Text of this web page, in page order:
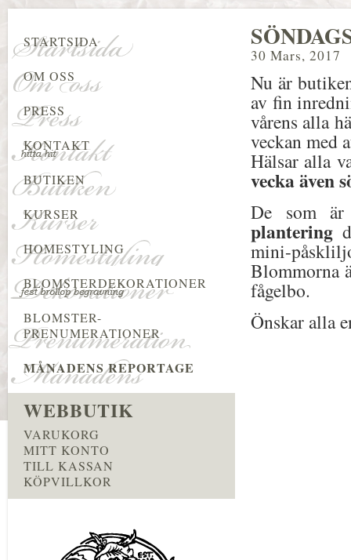
30 Mars, 2017
Nu är
av fin
vårens alla
veckan med
Hälsar alla
vecka även
De som
plantering
mini-
Blommorna
fågelbo.
Önskar alla
STARTSIDA
OM OSS
PRESS
KONTAKT
BUTIKEN
KURSER
HOMESTYLING
BLOMSTERDEKORATIONER
BLOMSTER-
PRENUMERATIONER
MÅNADENS REPORTAGE
WEBBUTIK
VARUKORG
MITT KONTO
TILL KASSAN
KÖPVILLKOR